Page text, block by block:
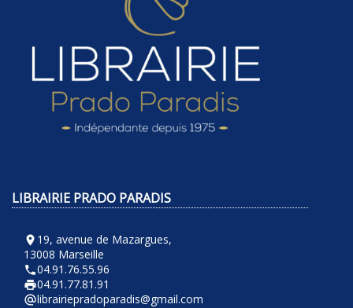
LIBRAIRIE PRADO PARADIS
room 19, avenue de Mazargues,
13008 Marseille
phone04.91.76.55.96
local_printshop04.91.77.81.91
alternate_emaillibrairiepradoparadis@gmail.com